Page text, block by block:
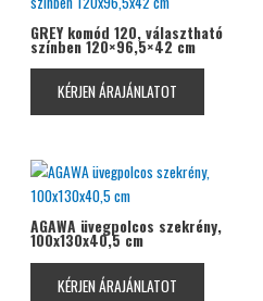
GREY komód 120, választható
színben 120×96,5×42 cm
KÉRJEN ÁRAJÁNLATOT
AGAWA üvegpolcos szekrény,
100x130x40,5 cm
KÉRJEN ÁRAJÁNLATOT